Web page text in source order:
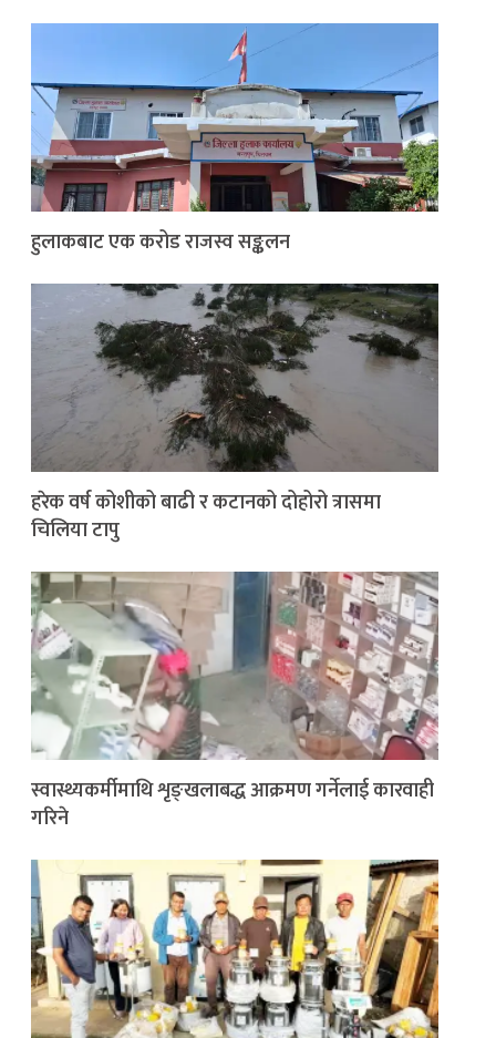
हुलाकबाट एक करोड राजस्व सङ्कलन
हरेक वर्ष कोशीको बाढी र कटानको दोहोरो त्रासमा
चिलिया टापु
स्वास्थ्यकर्मीमाथि शृङ्खलाबद्ध आक्रमण गर्नेलाई कारवाही
गरिने